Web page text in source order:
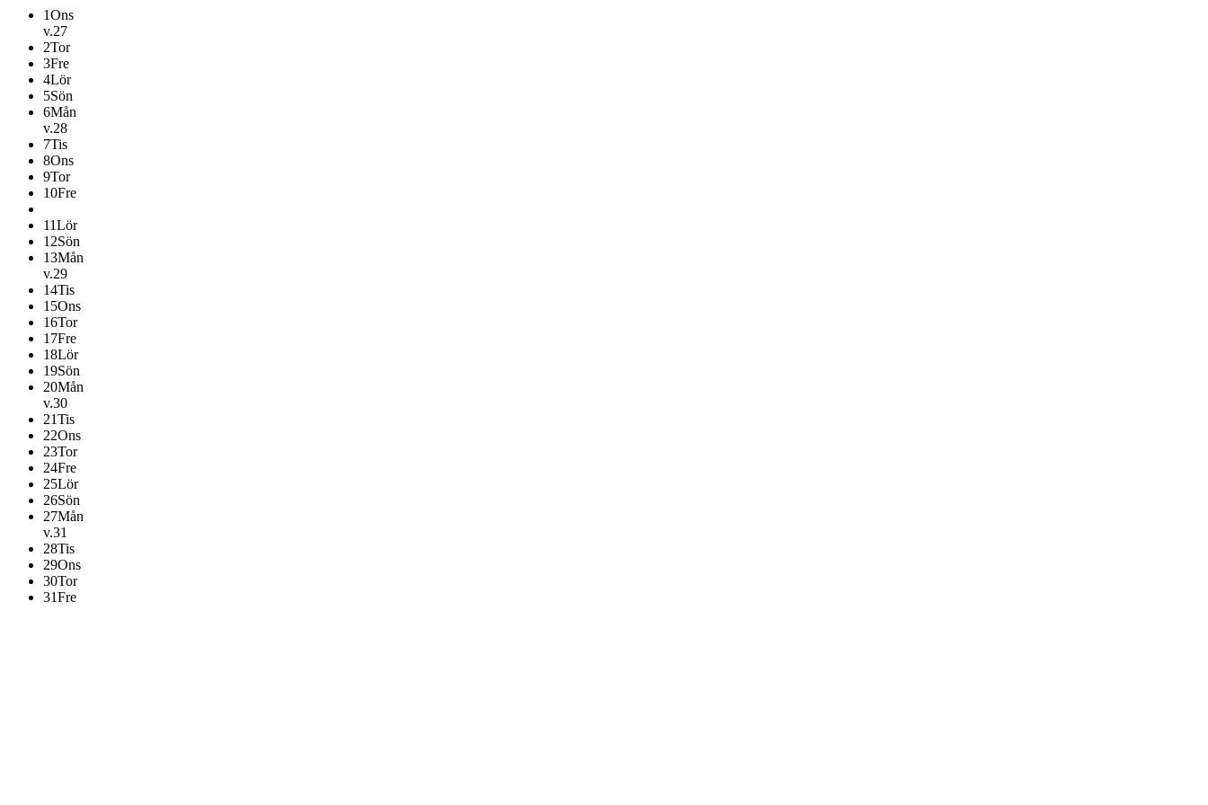
1Ons
v.27
2Tor
3Fre
4Lör
5Sön
6Mån
v.28
7Tis
8Ons
9Tor
10Fre
11Lör
12Sön
13Mån
v.29
14Tis
15Ons
16Tor
17Fre
18Lör
19Sön
20Mån
v.30
21Tis
22Ons
23Tor
24Fre
25Lör
26Sön
27Mån
v.31
28Tis
29Ons
30Tor
31Fre